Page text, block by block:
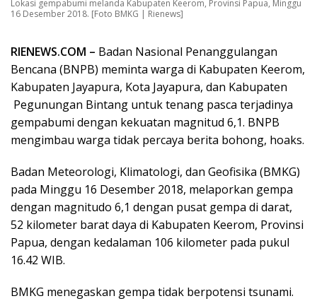
Lokasi gempabumi melanda Kabupaten Keerom, Provinsi Papua, Minggu
16 Desember 2018. [Foto BMKG | Rienews]
RIENEWS.COM – Badan Nasional Penanggulangan
Bencana (BNPB) meminta warga di Kabupaten Keerom,
Kabupaten Jayapura, Kota Jayapura, dan Kabupaten
Pegunungan Bintang untuk tenang pasca terjadinya
gempabumi dengan kekuatan magnitud 6,1. BNPB
mengimbau warga tidak percaya berita bohong, hoaks.
Badan Meteorologi, Klimatologi, dan Geofisika (BMKG)
pada Minggu 16 Desember 2018, melaporkan gempa
dengan magnitudo 6,1 dengan pusat gempa di darat,
52 kilometer barat daya di Kabupaten Keerom, Provinsi
Papua, dengan kedalaman 106 kilometer pada pukul
16.42 WIB.
BMKG menegaskan gempa tidak berpotensi tsunami.